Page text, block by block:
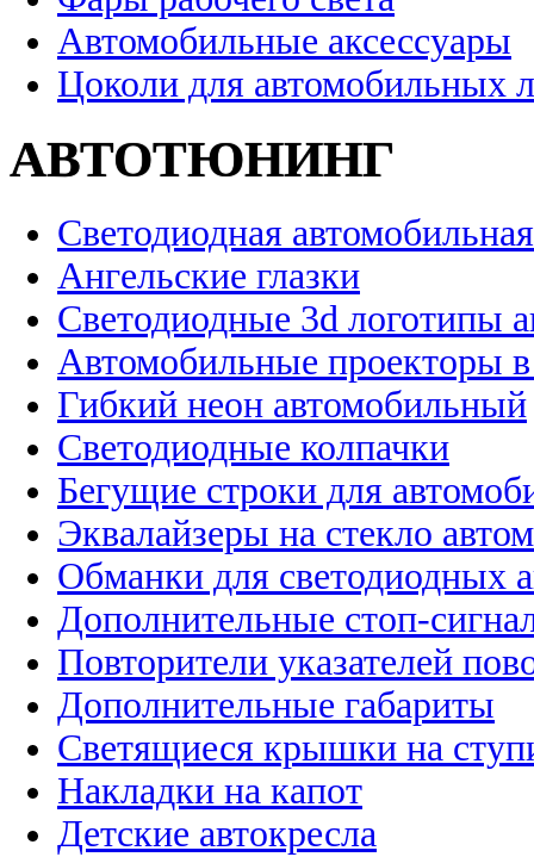
Автомобильные аксессуары
Цоколи для автомобильных
АВТОТЮНИНГ
Светодиодная
Ангельские глазки
Светодиодные 3d логотипы
Автомобильные проекторы
Гибкий неон автомобильный
Светодиодные колпачки
Бегущие строки для
Эквалайзеры на стекло
Обманки для светодиодных
Дополнительные стоп-
Повторители указателей
Дополнительные габариты
Светящиеся крышки на
Накладки на капот
Детские автокресла